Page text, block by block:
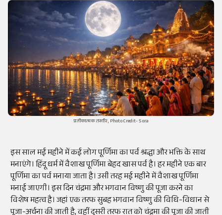
प्रतीकात्मक तस्वीर, Photo Credit- Sora
इस साल मई महीने में कई लोग पूर्णिमा का पर्व श्रद्धा और भक्ति के साथ
मनाएंगे। हिंदू धर्म में वैशाख पूर्णिमा बेहद खास पर्व है। हर महीने एक बार
पूर्णिमा का पर्व मनाया जाता है। उसी तरह मई महीने में वैशाख पूर्णिमा
मनाई जाएगी। इस दिन चंद्रमा और भगवान विष्णु की पूजा करने का
विशेष महत्व है। जहां एक तरफ सुबह भगवान विष्णु की विधि-विधान से